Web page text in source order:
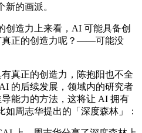
的画派。
造力上来看，AI 可能具备创
真正的创造力呢？——可能没
正的创造力，陈抱阳也不全
的后续发展，领域内的研究者
能力的方法，这将让 AI 拥有
周志华提出的「深度森林」：